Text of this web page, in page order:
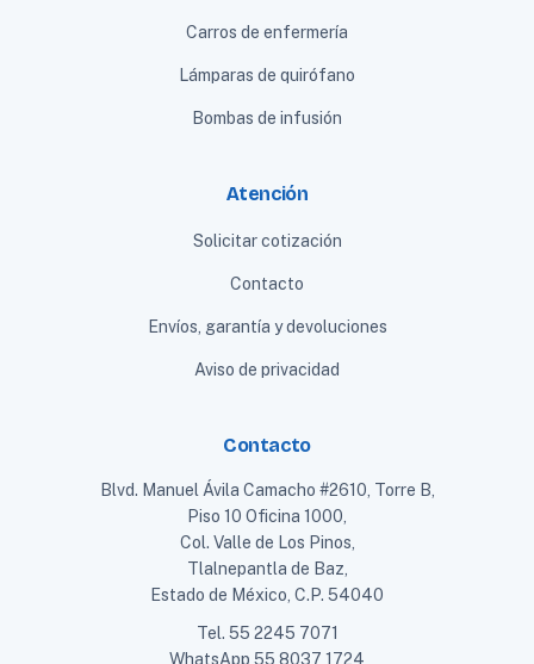
Carros de enfermería
Lámparas de quirófano
Bombas de infusión
Atención
Solicitar cotización
Contacto
Envíos, garantía y devoluciones
Aviso de privacidad
Contacto
Blvd. Manuel Ávila Camacho #2610, Torre B,
Piso 10 Oficina 1000,
Col. Valle de Los Pinos,
Tlalnepantla de Baz,
Estado de México, C.P. 54040
Tel. 55 2245 7071
WhatsApp 55 8037 1724